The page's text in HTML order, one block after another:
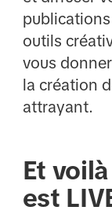
publications
outils
vous
la création
attrayant.
Et
est